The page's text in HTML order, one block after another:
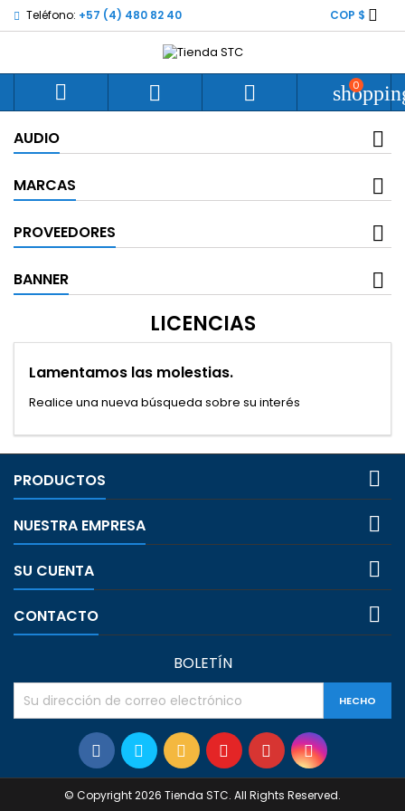
Teléfono: +57 (4) 480 82 40 COP $ 
   0
AUDIO
MARCAS
PROVEEDORES
BANNER
LICENCIAS
Lamentamos las molestias.
Realice una nueva búsqueda sobre su interés
PRODUCTOS 
NUESTRA EMPRESA 
SU CUENTA 
CONTACTO 
BOLETÍN
© Copyright 2026 Tienda STC. All Rights Reserved.